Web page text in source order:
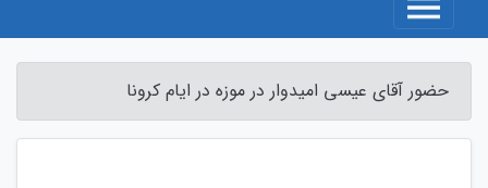
حضور آقای عیسی امیدوار در موزه در ایام کرونا